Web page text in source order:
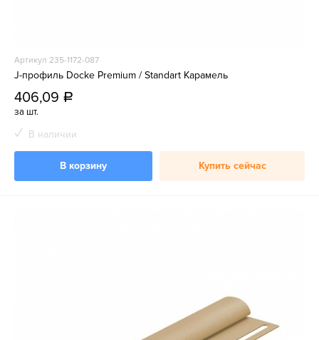
Артикул 235-1172-087
J-профиль Docke Premium / Standart Карамель
406,09 a
за шт.
В наличии
В корзину Купить сейчас